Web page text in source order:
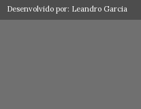
Desenvolvido por: Leandro Garcia